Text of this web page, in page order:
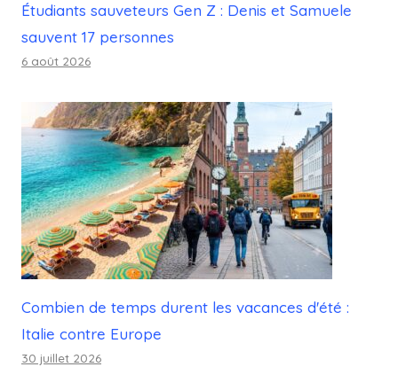
Étudiants sauveteurs Gen Z : Denis et Samuele
sauvent 17 personnes
6 août 2026
Combien de temps durent les vacances d'été :
Italie contre Europe
30 juillet 2026